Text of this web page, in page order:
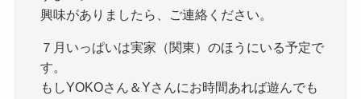
興味がありましたら、ご連絡ください。
７月いっぱいは実家（関東）のほうにいる予定で
す。
もしYOKOさん＆Yさんにお時間あれば遊んでも